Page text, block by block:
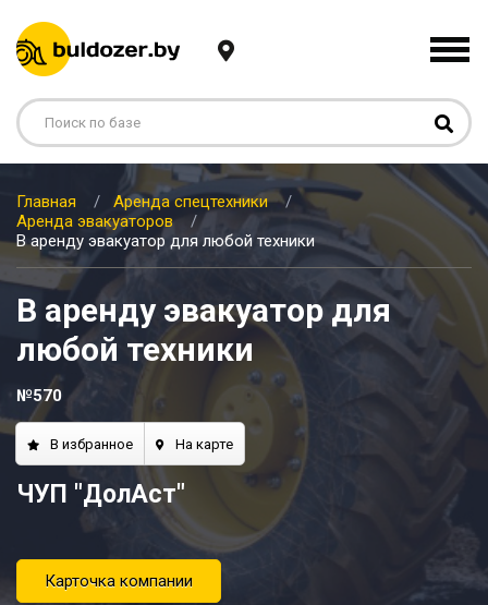
Главная
Аренда спецтехники
Аренда эвакуаторов
В аренду эвакуатор для любой техники
В аренду эвакуатор для
любой техники
№570
В избранное На карте
ЧУП "ДолАст"
Карточка компании